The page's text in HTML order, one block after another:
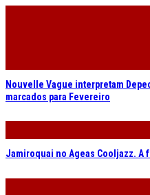
Nouvelle Vague interpretam
marcados para Fevereiro
Jamiroquai no Ageas Cooljazz. A